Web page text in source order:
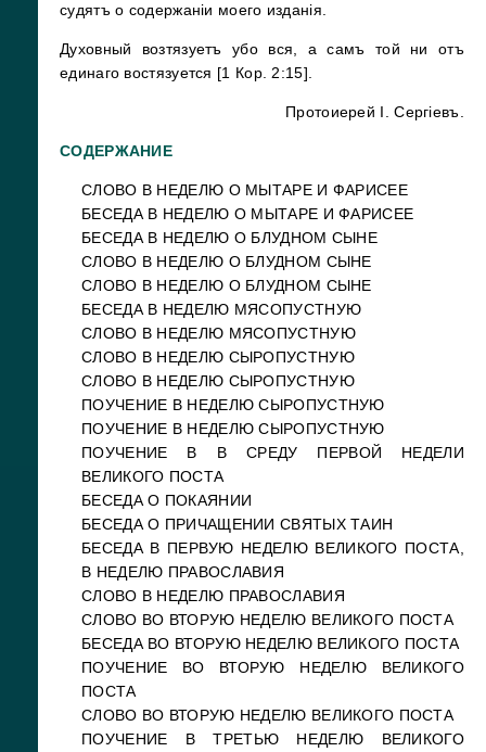
судятъ о содержанiи моего изданiя.
Духовный возтязуетъ убо вся, а самъ той ни отъ
единаго востязуется [1 Кор. 2:15].
Протоиерей I. Сергiевъ.
СОДЕРЖАНИЕ
СЛОВО В НЕДЕЛЮ О МЫТАРЕ И ФАРИСЕЕ
БЕСЕДА В НЕДЕЛЮ О МЫТАРЕ И ФАРИСЕЕ
БЕСЕДА В НЕДЕЛЮ О БЛУДНОМ СЫНЕ
СЛОВО В НЕДЕЛЮ О БЛУДНОМ СЫНЕ
СЛОВО В НЕДЕЛЮ О БЛУДНОМ СЫНЕ
БЕСЕДА В НЕДЕЛЮ МЯСОПУСТНУЮ
СЛОВО В НЕДЕЛЮ МЯСОПУСТНУЮ
СЛОВО В НЕДЕЛЮ СЫРОПУСТНУЮ
СЛОВО В НЕДЕЛЮ СЫРОПУСТНУЮ
ПОУЧЕНИЕ В НЕДЕЛЮ СЫРОПУСТНУЮ
ПОУЧЕНИЕ В НЕДЕЛЮ СЫРОПУСТНУЮ
ПОУЧЕНИЕ В В СРЕДУ ПЕРВОЙ НЕДЕЛИ
ВЕЛИКОГО ПОСТА
БЕСЕДА О ПОКАЯНИИ
БЕСЕДА О ПРИЧАЩЕНИИ СВЯТЫХ ТАИН
БЕСЕДА В ПЕРВУЮ НЕДЕЛЮ ВЕЛИКОГО ПОСТА,
В НЕДЕЛЮ ПРАВОСЛАВИЯ
СЛОВО В НЕДЕЛЮ ПРАВОСЛАВИЯ
СЛОВО ВО ВТОРУЮ НЕДЕЛЮ ВЕЛИКОГО ПОСТА
БЕСЕДА ВО ВТОРУЮ НЕДЕЛЮ ВЕЛИКОГО ПОСТА
ПОУЧЕНИЕ ВО ВТОРУЮ НЕДЕЛЮ ВЕЛИКОГО
ПОСТА
СЛОВО ВО ВТОРУЮ НЕДЕЛЮ ВЕЛИКОГО ПОСТА
ПОУЧЕНИЕ В ТРЕТЬЮ НЕДЕЛЮ ВЕЛИКОГО